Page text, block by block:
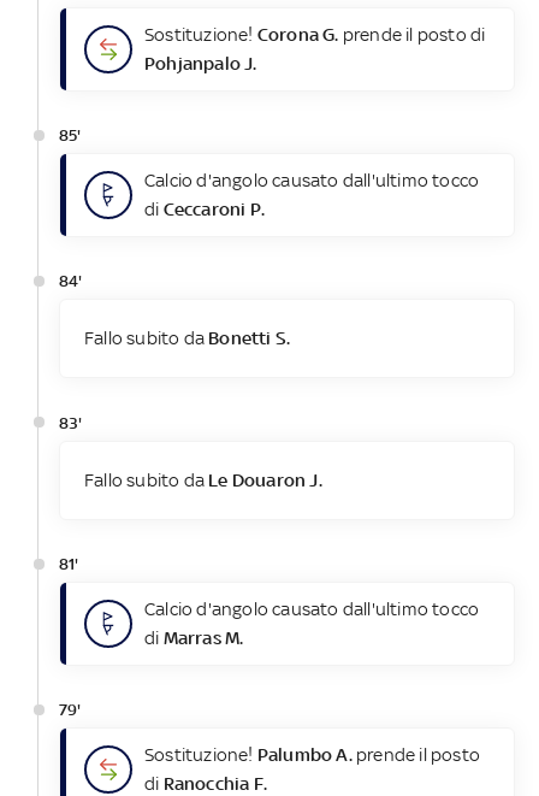
Sostituzione! Corona G. prende il posto di
Pohjanpalo J.
85'
Calcio d'angolo causato dall'ultimo tocco
di Ceccaroni P.
84'
Fallo subito da Bonetti S.
83'
Fallo subito da Le Douaron J.
81'
Calcio d'angolo causato dall'ultimo tocco
di Marras M.
79'
Sostituzione! Palumbo A.prende il posto
di Ranocchia F.